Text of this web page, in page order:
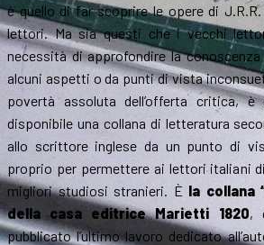
è quello di far scoprire le opere di
lettori. Ma sia questi che i vecchi
necessità di approfondire la conoscenza
alcuni aspetti o da punti di vista
povertà assoluta dell’offerta critica,
disponibile una collana di letteratura
allo scrittore inglese da un punto di
proprio per permettere ai lettori italiani
migliori studiosi stranieri. È la collana
della casa editrice Marietti 1820,
pubblicato l’ultimo lavoro dedicato